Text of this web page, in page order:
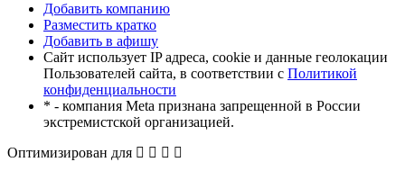
Добавить компанию
Разместить кратко
Добавить в афишу
Сайт использует IP адреса, cookie и данные геолокации
Пользователей сайта, в соответствии с Политикой
конфиденциальности
* - компания Meta признана запрещенной в России
экстремистской организацией.
Оптимизирован для